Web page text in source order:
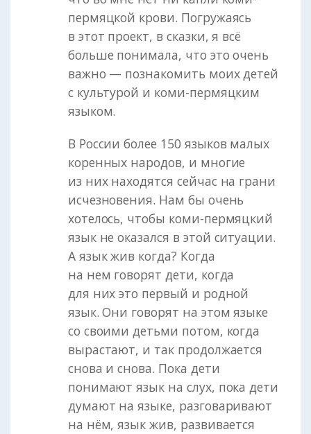
пермяцкой крови. Погружаясь
в этот проект, в сказки, я всё
больше понимала, что это очень
важно — познакомить моих детей
с культурой и коми-пермяцким
языком.
В России более 150 языков малых
коренных народов, и многие
из них находятся сейчас на грани
исчезновения. Нам бы очень
хотелось, чтобы коми-пермяцкий
язык не оказался в этой ситуации.
А язык жив когда? Когда
на нем говорят дети, когда
для них это первый и родной
язык. Они говорят на этом языке
со своими детьми потом, когда
вырастают, и так продолжается
снова и снова. Пока дети
понимают язык на слух, пока дети
думают на языке, разговаривают
на нём, язык жив, развивается